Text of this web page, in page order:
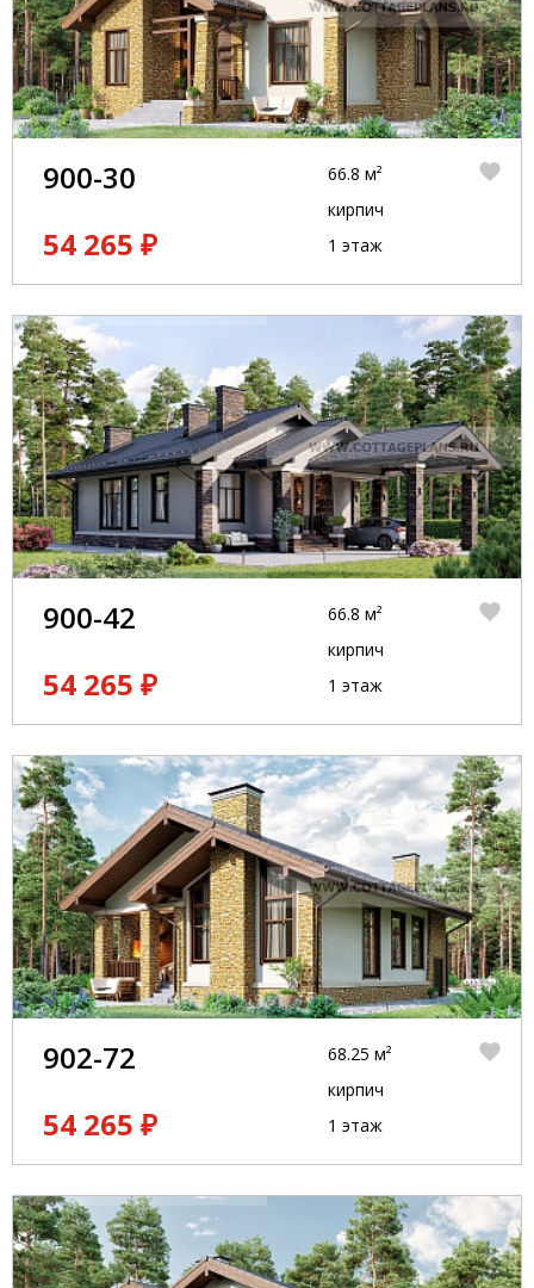
900-30
54 265 ₽
66.8 м²
кирпич
1 этаж
900-42
54 265 ₽
66.8 м²
кирпич
1 этаж
902-72
54 265 ₽
68.25 м²
кирпич
1 этаж